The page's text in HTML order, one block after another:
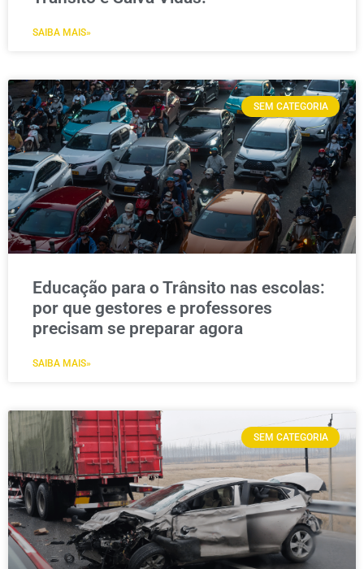
SAIBA MAIS»
SEM CATEGORIA
Educação para o Trânsito nas escolas:
por que gestores e professores
precisam se preparar agora
SAIBA MAIS»
SEM CATEGORIA